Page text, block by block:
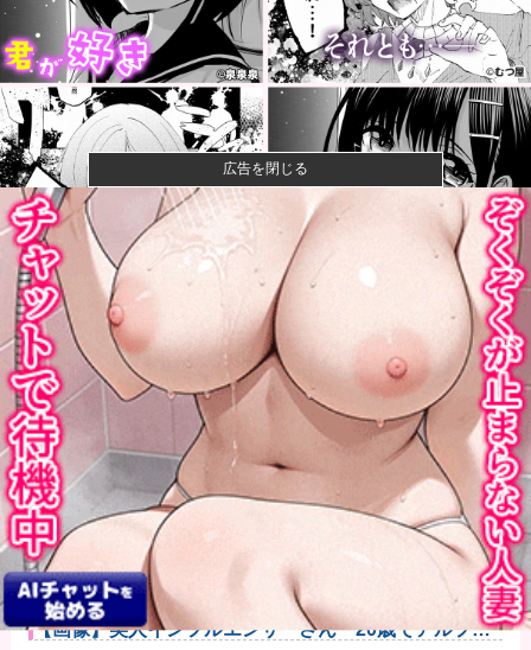
【画像】女さん、ミニ過ぎる浴衣を着た写真を投稿し
て叩かれるｗ...
【悲報】女性配信者「アスペの検査してみた…みんな
これわかるの...
【画像】閉店間際の回転ずし、ネタの量がバグってる
と話題にｗｗ...
【画像】ハンターハンターさん、ガチで最強の新能力
を登場させて...
【8/22開催】「琵琶湖三市同時花火大会」、各市公式
「そんな...
【前代未聞】日本の国税、崩壊→去年、懲戒処分37
人 今年は3...
SNSで前代未聞の規模の詐欺案件が発生、自治体3市が
異例の声...
大谷26本 村上25本 岡本24本wwwwwwwww他
【画像】美人インフルエンサーさん「20歳でアルファ
広告を閉じる